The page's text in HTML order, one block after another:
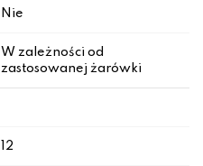
Nie
W zależności od
zastosowanej żarówki
12